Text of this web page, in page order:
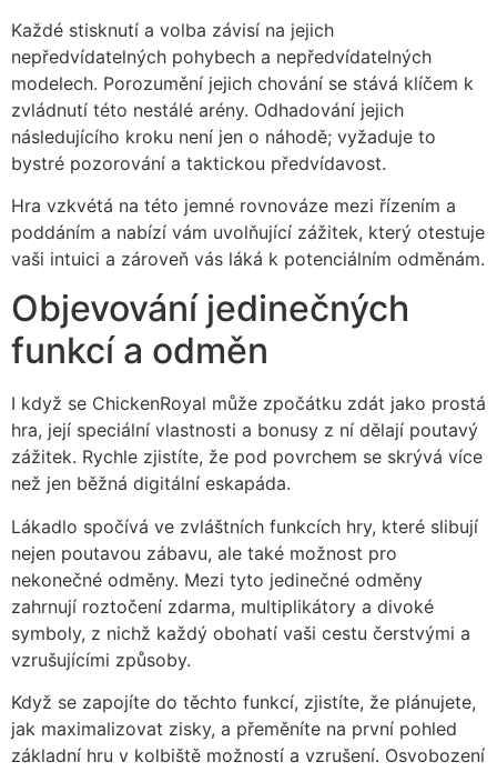
Každé stisknutí a volba závisí na jejich
nepředvídatelných pohybech a nepředvídatelných
modelech. Porozumění jejich chování se stává klíčem k
zvládnutí této nestálé arény. Odhadování jejich
následujícího kroku není jen o náhodě; vyžaduje to
bystré pozorování a taktickou předvídavost.
Hra vzkvétá na této jemné rovnováze mezi řízením a
poddáním a nabízí vám uvolňující zážitek, který otestuje
vaši intuici a zároveň vás láká k potenciálním odměnám.
Objevování jedinečných
funkcí a odměn
I když se ChickenRoyal může zpočátku zdát jako prostá
hra, její speciální vlastnosti a bonusy z ní dělají poutavý
zážitek. Rychle zjistíte, že pod povrchem se skrývá více
než jen běžná digitální eskapáda.
Lákadlo spočívá ve zvláštních funkcích hry, které slibují
nejen poutavou zábavu, ale také možnost pro
nekonečné odměny. Mezi tyto jedinečné odměny
zahrnují roztočení zdarma, multiplikátory a divoké
symboly, z nichž každý obohatí vaši cestu čerstvými a
vzrušujícími způsoby.
Když se zapojíte do těchto funkcí, zjistíte, že plánujete,
jak maximalizovat zisky, a přeměníte na první pohled
základní hru v kolbiště možností a vzrušení. Osvobození